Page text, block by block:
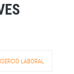
LABORAL